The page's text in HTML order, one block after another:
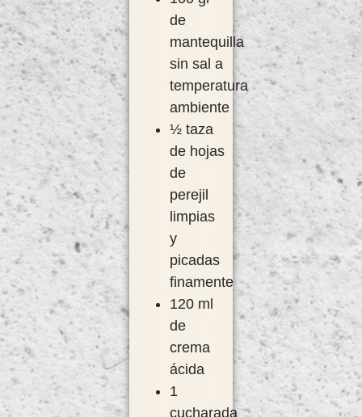
de
mantequilla
sin sal a
temperatura
ambiente
½ taza
de hojas
de
perejil
limpias
y
picadas
finamente
120 ml
de
crema
ácida
1
cucharada